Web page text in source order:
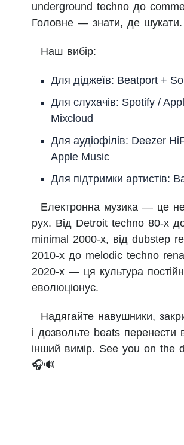
underground techno до
Головне — знати, де шукати.
Наш вибір:
Для діджеїв: Beatport +
Для слухачів: Spotify /
Mixcloud
Для аудіофілів: Deezer
Apple Music
Для підтримки артистів:
Електронна музика — це
рух. Від Detroit techno 80-х
minimal 2000-х, від dubstep
2010-х до melodic techno
2020-х — ця культура
еволюціонує.
Надягайте навушники,
і дозвольте beats перенести
інший вимір. See you on the
🎧🔊